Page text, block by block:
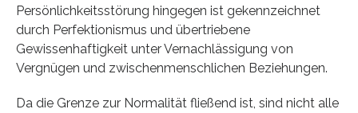
Persönlichkeitsstörung hingegen ist gekennzeichnet
durch Perfektionismus und übertriebene
Gewissenhaftigkeit unter Vernachlässigung von
Vergnügen und zwischenmenschlichen Beziehungen.
Da die Grenze zur Normalität fließend ist, sind nicht alle